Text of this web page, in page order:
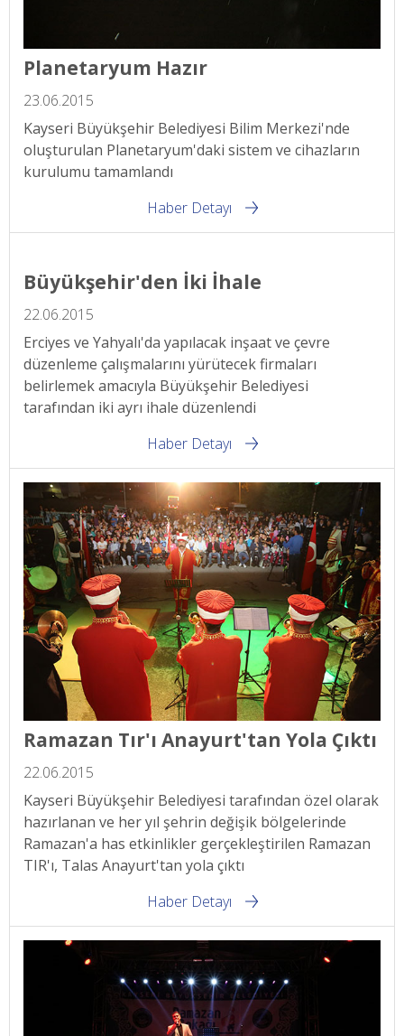
Planetaryum Hazır
23.06.2015
Kayseri Büyükşehir Belediyesi Bilim Merkezi'nde
oluşturulan Planetaryum'daki sistem ve cihazların
kurulumu tamamlandı
Haber Detayı
Büyükşehir'den İki İhale
22.06.2015
Erciyes ve Yahyalı'da yapılacak inşaat ve çevre
düzenleme çalışmalarını yürütecek firmaları
belirlemek amacıyla Büyükşehir Belediyesi
tarafından iki ayrı ihale düzenlendi
Haber Detayı
Ramazan Tır'ı Anayurt'tan Yola Çıktı
22.06.2015
Kayseri Büyükşehir Belediyesi tarafından özel olarak
hazırlanan ve her yıl şehrin değişik bölgelerinde
Ramazan'a has etkinlikler gerçekleştirilen Ramazan
TIR'ı, Talas Anayurt'tan yola çıktı
Haber Detayı